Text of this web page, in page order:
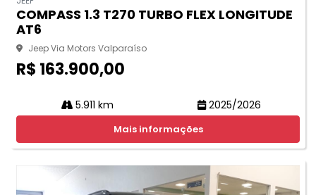
COMPASS 1.3 T270 TURBO FLEX LONGITUDE
AT6
Jeep Via Motors Valparaíso
R$ 163.900,00
5.911 km 2025/2026
Mais informações